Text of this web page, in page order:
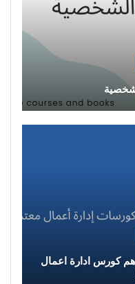
كورس ادارة اعمال